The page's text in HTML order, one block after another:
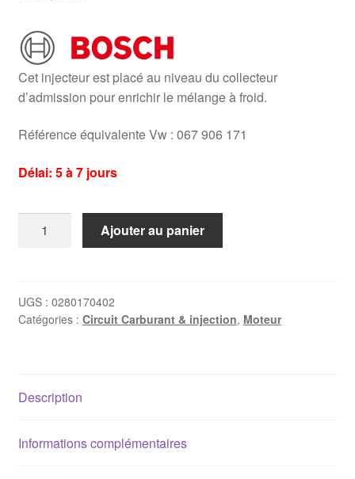
Cet injecteur est placé au niveau du collecteur
d’admission pour enrichir le mélange à froid.
Référence équivalente Vw : 067 906 171
Délai: 5 à 7 jours
départ
à
/
Gti
Ajouter au panier
UGS : 0280170402
Catégories : Circuit Carburant & injection, Moteur
Description
Informations complémentaires